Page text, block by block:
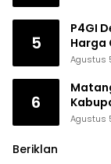
5
P4GI
Harga
Agustus
6
dan
Agustus
Beriklan